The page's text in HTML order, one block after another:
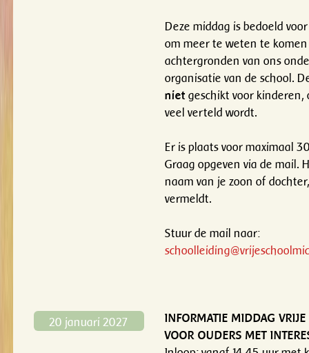
Deze middag is bedoeld
om meer te weten te
achtergronden van ons
organisatie van de school.
niet geschikt voor
veel verteld wordt.
Er is plaats voor maximaal
Graag opgeven via de mail.
naam van je zoon of
vermeldt.
Stuur de mail naar:
20 januari 2027
INFORMATIE MIDDAG
VOOR OUDERS MET